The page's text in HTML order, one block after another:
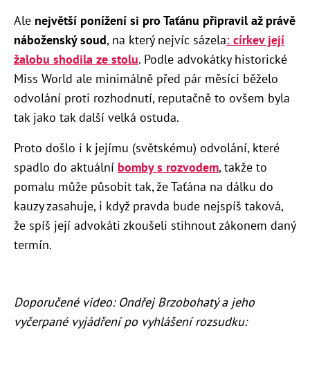
Ale největší ponížení si pro Taťánu připravil až právě
náboženský soud, na který nejvíc sázela: církev její
žalobu shodila ze stolu. Podle advokátky historické
Miss World ale minimálně před pár měsíci běželo
odvolání proti rozhodnutí, reputačně to ovšem byla
tak jako tak další velká ostuda.
Proto došlo i k jejímu (světskému) odvolání, které
spadlo do aktuální bomby s rozvodem, takže to
pomalu může působit tak, že Taťána na dálku do
kauzy zasahuje, i když pravda bude nejspíš taková,
že spíš její advokáti zkoušeli stihnout zákonem daný
termín.
Doporučené video: Ondřej Brzobohatý a jeho
vyčerpané vyjádření po vyhlášení rozsudku: